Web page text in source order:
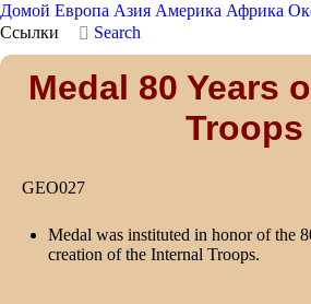
Домой Европа Азия Америка Африка
Ссылки
Search
Medal 80 Years
Troops
GEO027
Medal was instituted in honor of the
creation of the Internal Troops.